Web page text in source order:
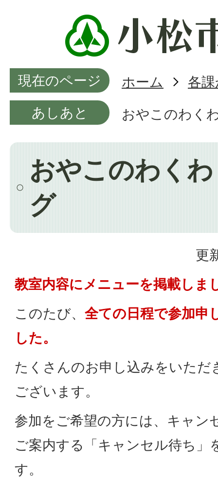
現在のページ ホーム
各
あしあと
おやこのわく
おやこのわく
グ
更
教室内容にメニューを掲載しま
このたび、 全ての日程で参加申
した。
たくさんのお申し込みをいただ
ございます。
参加をご希望の方には、キャン
ご案内する「キャンセル待ち」
す。